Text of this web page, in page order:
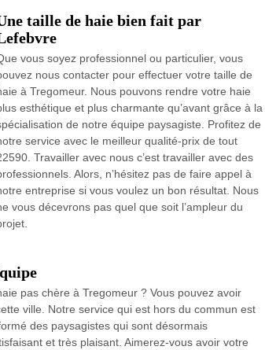
taille de haie bien fait par
vous soyez professionnel ou particulier, vous
nous contacter pour effectuer votre taille de
à Tregomeur. Nous pouvons rendre votre haie
esthétique et plus charmante qu’avant grâce à la
de notre équipe paysagiste. Profitez de
service avec le meilleur qualité-prix de tout
Travailler avec nous c’est travailler avec des
Alors, n’hésitez pas de faire appel à
entreprise si vous voulez un bon résultat. Nous
vous décevrons pas quel que soit l’ampleur du
pas chère à Tregomeur ? Vous pouvez avoir
ville. Notre service qui est hors du commun est
des paysagistes qui sont désormais
et très plaisant. Aimerez-vous avoir votre